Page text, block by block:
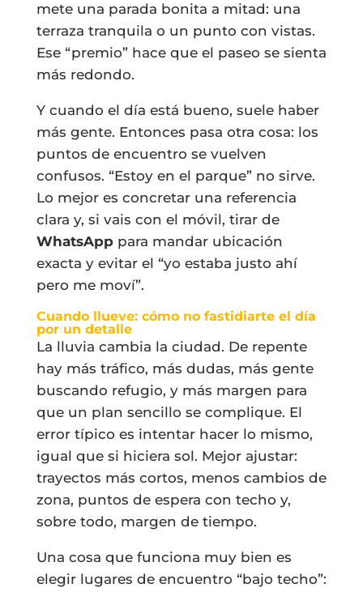
mete una parada bonita a mitad: una
terraza tranquila o un punto con vistas.
Ese “premio” hace que el paseo se sienta
más redondo.
Y cuando el día está bueno, suele haber
más gente. Entonces pasa otra cosa: los
puntos de encuentro se vuelven
confusos. “Estoy en el parque” no sirve.
Lo mejor es concretar una referencia
clara y, si vais con el móvil, tirar de
WhatsApppara mandar ubicación
exacta y evitar el “yo estaba justo ahí
pero me moví”.
Cuando llueve: cómo no fastidiarte el día
por un detalle
La lluvia cambia la ciudad. De repente
hay más tráfico, más dudas, más gente
buscando refugio, y más margen para
que un plan sencillo se complique. El
error típico es intentar hacer lo mismo,
igual que si hiciera sol. Mejor ajustar:
trayectos más cortos, menos cambios de
zona, puntos de espera con techo y,
sobre todo, margen de tiempo.
Una cosa que funciona muy bien es
elegir lugares de encuentro “bajo techo”: